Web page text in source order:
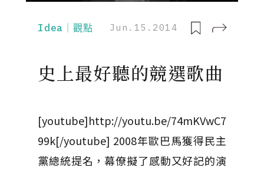
Idea｜觀點 Jun.15.2014
史上最好聽的競選歌曲
[youtube]http://youtu.be/74mKVwC7
99k[/youtube] 2008年歐巴馬獲得民主
黨總統提名，幕僚擬了感動又好記的演